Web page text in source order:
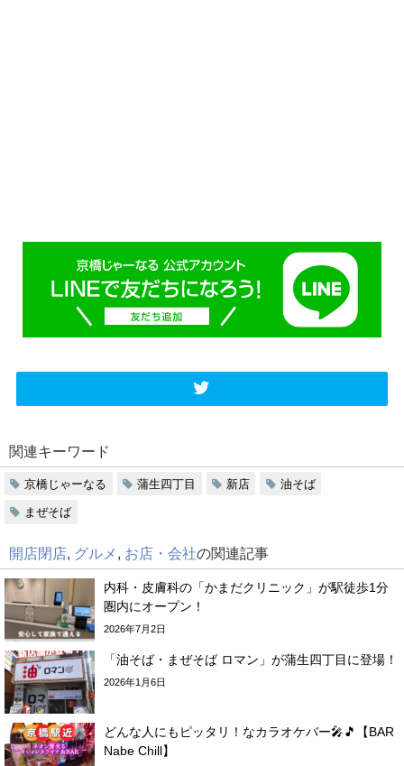
関連キーワード
京橋じゃーなる 蒲生四丁目 新店 油そば
まぜそば
開店閉店 グルメ お店・会社の関連記事
内科・皮膚科の「かまだクリニック」が駅徒歩1分
圏内にオープン！
2026年7月2日
「油そば・まぜそば ロマン」が蒲生四丁目に登場！
2026年1月6日
どんな人にもピッタリ！なカラオケバー🎤🎵【BAR
Nabe Chill】